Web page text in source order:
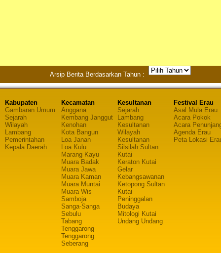
Arsip Berita Berdasarkan Tahun :
Kabupaten
Gambaran Umum
Sejarah
Wilayah
Lambang
Pemerintahan
Kepala Daerah
Kecamatan
Anggana
Kembang Janggut
Kenohan
Kota Bangun
Loa Janan
Loa Kulu
Marang Kayu
Muara Badak
Muara Jawa
Muara Kaman
Muara Muntai
Muara Wis
Samboja
Sanga-Sanga
Sebulu
Tabang
Tenggarong
Tenggarong
Seberang
Kesultanan
Sejarah
Lambang
Kesultanan
Wilayah
Kesultanan
Silsilah Sultan
Kutai
Keraton Kutai
Gelar
Kebangsawanan
Ketopong Sultan
Kutai
Peninggalan
Budaya
Mitologi Kutai
Undang Undang
Festival Erau
Asal Mula Erau
Acara Pokok
Acara
Agenda Erau
Peta Lokasi